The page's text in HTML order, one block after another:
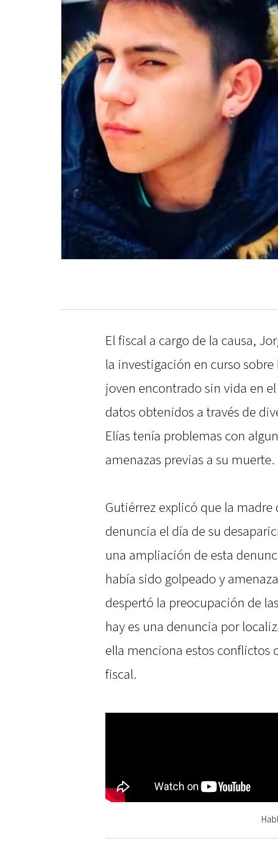
El fiscal a cargo de la causa,
la investigación en curso
joven encontrado sin vida en
datos obtenidos a través de
Elías tenía problemas con
amenazas previas a su muerte.
Gutiérrez explicó que la
denuncia el día de su
una ampliación de esta
había sido golpeado y
despertó la preocupación de
hay es una denuncia por
ella menciona estos conflictos
fiscal.